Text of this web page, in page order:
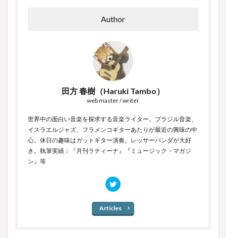
Author
田方 春樹（Haruki Tambo）
web master / writer
世界中の面白い音楽を探求する音楽ライター。ブラジル音楽、
イスラエルジャズ、フラメンコギターあたりが最近の興味の中
心。休日の趣味はガットギター演奏。レッサーパンダが大好
き。執筆実績：『月刊ラティーナ』『ミュージック・マガジ
ン』等
Articles